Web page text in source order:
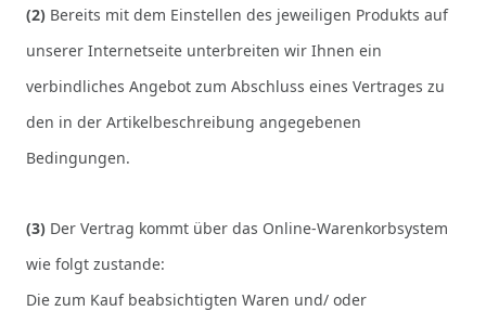
(2) Bereits mit dem Einstellen des jeweiligen Produkts auf
unserer Internetseite unterbreiten wir Ihnen ein
verbindliches Angebot zum Abschluss eines Vertrages zu
den in der Artikelbeschreibung angegebenen
Bedingungen.
(3) Der Vertrag kommt über das Online-Warenkorbsystem
wie folgt zustande:
Die zum Kauf beabsichtigten Waren und/ oder